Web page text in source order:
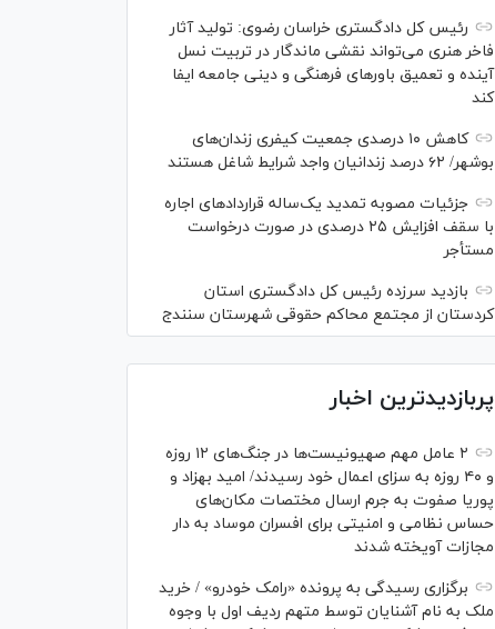
رئیس کل دادگستری خراسان رضوی: تولید آثار
فاخر هنری می‌تواند نقشی ماندگار در تربیت نسل
آینده و تعمیق باور‌های فرهنگی و دینی جامعه ایفا
کند
کاهش ۱۰ درصدی جمعیت کیفری زندان‌های
بوشهر/ ۶۲ درصد زندانیان واجد شرایط شاغل هستند
جزئیات مصوبه تمدید یک‌ساله قرارداد‌های اجاره
با سقف افزایش ۲۵ درصدی در صورت درخواست
مستأجر
بازدید سرزده رئیس کل دادگستری استان
کردستان از مجتمع محاکم حقوقی شهرستان سنندج
پربازدیدترین اخبار
۲ عامل مهم صهیونیست‌ها در جنگ‌های ۱۲ روزه
و ۴۰ روزه به سزای اعمال خود رسیدند/ امید بهزاد و
پوریا صفوت به جرم ارسال مختصات مکان‌های
حساس نظامی و امنیتی برای افسران موساد به دار
مجازات آویخته شدند
برگزاری رسیدگی به پرونده «رامک خودرو» / خرید
ملک به نام آشنایان توسط متهم ردیف اول با وجوه